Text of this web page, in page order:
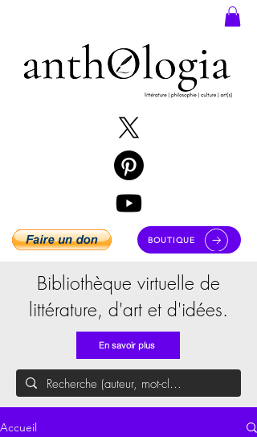
BOUTIQUE
Bibliothèque virtuelle de
littérature, d'art et d'idées.
En savoir plus
Accueil